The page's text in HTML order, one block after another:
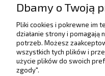
Dbamy o Twoją
Pliki cookies i pokrewne im
działanie strony i pomagają
potrzeb. Możesz
wszystkich tych plików i
użycie plików do swoich
zgody".